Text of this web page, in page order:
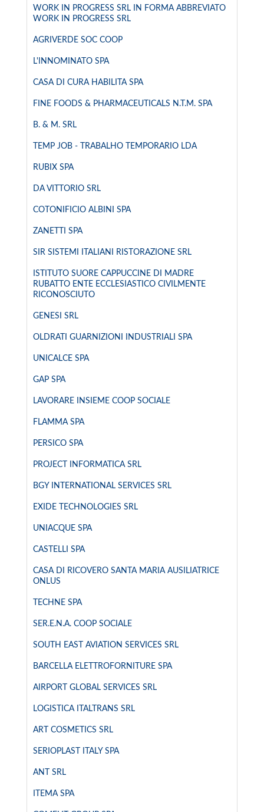
WORK IN PROGRESS SRL IN FORMA ABBREVIATO
WORK IN PROGRESS SRL
AGRIVERDE SOC COOP
L'INNOMINATO SPA
CASA DI CURA HABILITA SPA
FINE FOODS & PHARMACEUTICALS N.T.M. SPA
B. & M. SRL
TEMP JOB - TRABALHO TEMPORARIO LDA
RUBIX SPA
DA VITTORIO SRL
COTONIFICIO ALBINI SPA
ZANETTI SPA
SIR SISTEMI ITALIANI RISTORAZIONE SRL
ISTITUTO SUORE CAPPUCCINE DI MADRE
RUBATTO ENTE ECCLESIASTICO CIVILMENTE
RICONOSCIUTO
GENESI SRL
OLDRATI GUARNIZIONI INDUSTRIALI SPA
UNICALCE SPA
GAP SPA
LAVORARE INSIEME COOP SOCIALE
FLAMMA SPA
PERSICO SPA
PROJECT INFORMATICA SRL
BGY INTERNATIONAL SERVICES SRL
EXIDE TECHNOLOGIES SRL
UNIACQUE SPA
CASTELLI SPA
CASA DI RICOVERO SANTA MARIA AUSILIATRICE
ONLUS
TECHNE SPA
SER.E.N.A. COOP SOCIALE
SOUTH EAST AVIATION SERVICES SRL
BARCELLA ELETTROFORNITURE SPA
AIRPORT GLOBAL SERVICES SRL
LOGISTICA ITALTRANS SRL
ART COSMETICS SRL
SERIOPLAST ITALY SPA
ANT SRL
ITEMA SPA